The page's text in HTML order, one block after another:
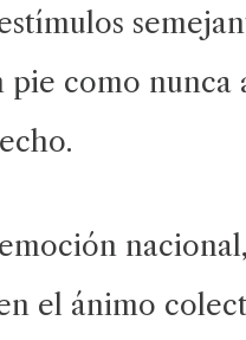
pie como nunca
el ánimo